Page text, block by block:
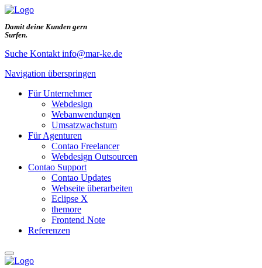
Damit deine Kunden gern
Surfen.
Suche Kontakt info@mar-ke.de
Navigation überspringen
Für Unternehmer
Webdesign
Webanwendungen
Umsatzwachstum
Für Agenturen
Contao Freelancer
Webdesign Outsourcen
Contao Support
Contao Updates
Webseite überarbeiten
Eclipse X
themore
Frontend Note
Referenzen